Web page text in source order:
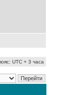
UTC + 3 часа